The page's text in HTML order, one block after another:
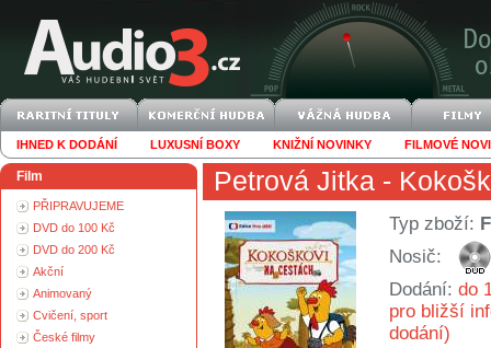
IHNED K DODÁNÍ LUXUSNÍ BOXY KNIŽNÍ NOVINKY FILMOVÉ
Film
PŘIPRAVUJEME
DVD do 100 Kč
DVD do 200 Kč
Akční
Animovaný
Cvičení, sport
České filmy
Petrová Jitka -
Typ zboží:
Nosič:
Dodání: do
pro bližší
dodání)